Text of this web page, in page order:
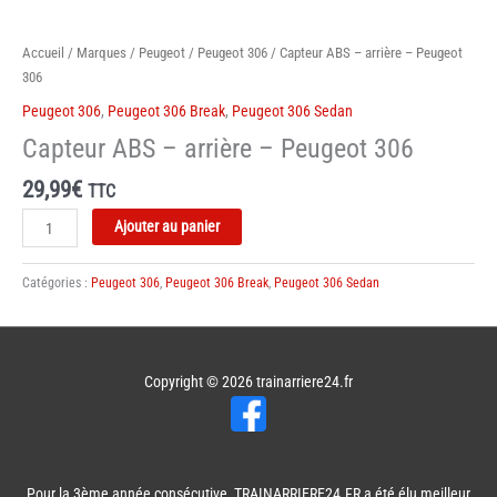
Accueil / Marques / Peugeot / Peugeot 306 / Capteur ABS – arrière – Peugeot
306
Peugeot 306, Peugeot 306 Break, Peugeot 306 Sedan
Capteur ABS – arrière – Peugeot 306
29,99€ TTC
quantité
de
Capteur
ABS
Ajouter au panier
Catégories : Peugeot 306, Peugeot 306 Break, Peugeot 306 Sedan
Copyright © 2026trainarriere24.fr
Pour la 3ème année consécutive, TRAINARRIERE24.FR a été élu meilleur